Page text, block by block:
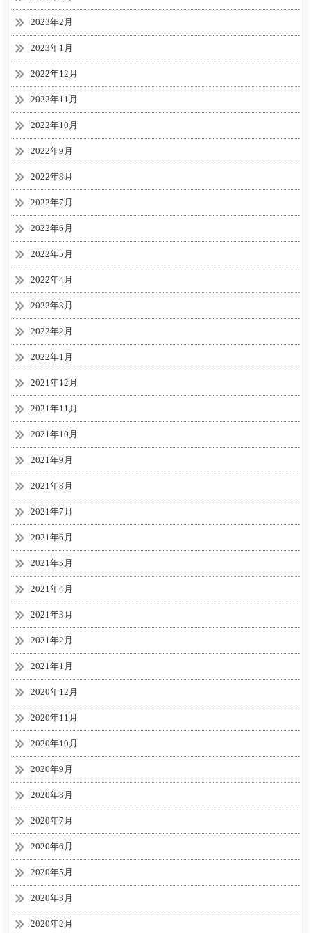
2023年2月
2023年1月
2022年12月
2022年11月
2022年10月
2022年9月
2022年8月
2022年7月
2022年6月
2022年5月
2022年4月
2022年3月
2022年2月
2022年1月
2021年12月
2021年11月
2021年10月
2021年9月
2021年8月
2021年7月
2021年6月
2021年5月
2021年4月
2021年3月
2021年2月
2021年1月
2020年12月
2020年11月
2020年10月
2020年9月
2020年8月
2020年7月
2020年6月
2020年5月
2020年3月
2020年2月